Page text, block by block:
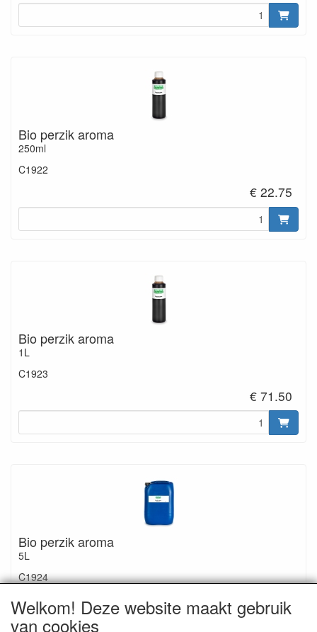
Bio perzik aroma
250ml
C1922
€ 22.75
Bio perzik aroma
1L
C1923
€ 71.50
Bio perzik aroma
5L
C1924
€ 286.00
Welkom! Deze website maakt gebruik
van cookies